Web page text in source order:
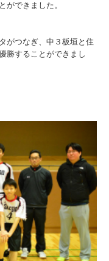
ができました。
がつなぎ、中３板垣と住
勝することができまし